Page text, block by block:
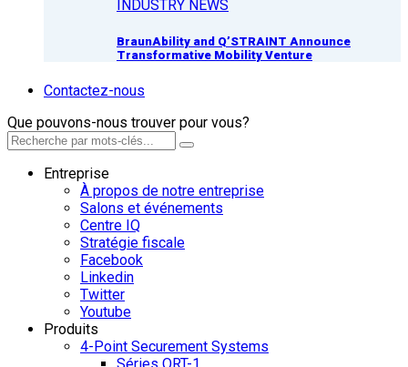
INDUSTRY NEWS
BraunAbility and Q’STRAINT Announce
Transformative Mobility Venture
Contactez-nous
Que pouvons-nous trouver pour vous?
Entreprise
À propos de notre entreprise
Salons et événements
Centre IQ
Stratégie fiscale
Facebook
Linkedin
Twitter
Youtube
Produits
4-Point Securement Systems